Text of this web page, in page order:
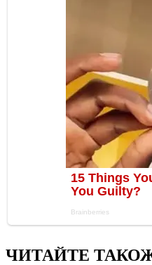
ЧИТАЙТЕ